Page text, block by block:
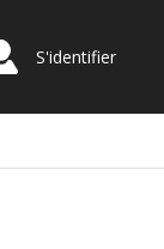
S'identifier